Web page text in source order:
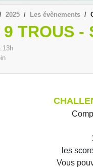
2025 Les évènements
TROUS -
13h
les
Vous